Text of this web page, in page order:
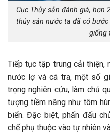
Cục Thủy sản đánh giá, hơn
thủy sản nước ta đã có
giống
Tiếp tục tập trung cải thiện,
nước lợ và cá tra, một số
trọng nghiên cứu, làm chủ
tượng tiềm năng như tôm
biển. Đặc biệt, phấn đấu
chế phụ thuộc vào tự nhiên